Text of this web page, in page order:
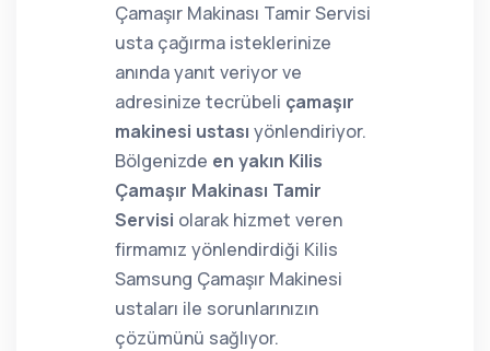
Çamaşır Makinası Tamir Servisi
usta çağırma isteklerinize
anında yanıt veriyor ve
adresinize tecrübeli çamaşır
makinesi ustası yönlendiriyor.
Bölgenizde en yakın Kilis
Çamaşır Makinası Tamir
Servisi olarak hizmet veren
firmamız yönlendirdiği Kilis
Samsung Çamaşır Makinesi
ustaları ile sorunlarınızın
çözümünü sağlıyor.